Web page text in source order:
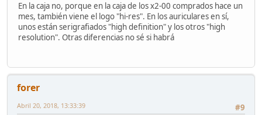
En la caja no, porque en la caja de los x2-00 comprados hace un
mes, también viene el logo "hi-res". En los auriculares en sí,
unos están serigrafiados "high definition" y los otros "high
resolution". Otras diferencias no sé si habrá
forer
#9
Abril 20, 2018, 13:33:39